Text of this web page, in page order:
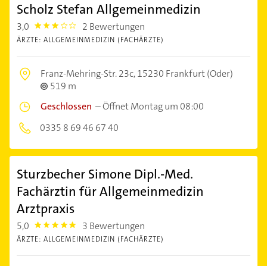
Scholz Stefan Allgemeinmedizin
3,0 3.0 2 Bewertungen
ÄRZTE: ALLGEMEINMEDIZIN (FACHÄRZTE)
Franz-Mehring-Str. 23c,15230 Frankfurt (Oder)
519 m
Geschlossen –Öffnet Montag um 08:00
0335 8 69 46 67 40
Sturzbecher Simone Dipl.-Med.
Fachärztin für Allgemeinmedizin
Arztpraxis
5,0 5.0 3 Bewertungen
ÄRZTE: ALLGEMEINMEDIZIN (FACHÄRZTE)